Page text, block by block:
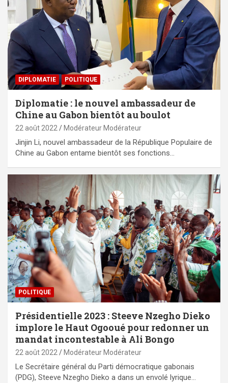
DIPLOMATIE POLITIQUE
Diplomatie : le nouvel ambassadeur de
Chine au Gabon bientôt au boulot
22 août 2022 Modérateur Modérateur
Jinjin Li, nouvel ambassadeur de la République Populaire de
Chine au Gabon entame bientôt ses fonctions…
POLITIQUE
Présidentielle 2023 : Steeve Nzegho Dieko
implore le Haut Ogooué pour redonner un
mandat incontestable à Ali Bongo
22 août 2022 Modérateur Modérateur
Le Secrétaire général du Parti démocratique gabonais
(PDG), Steeve Nzegho Dieko a dans un envolé lyrique…